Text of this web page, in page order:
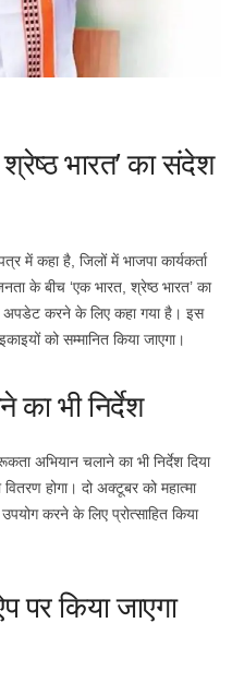
भारत’ का संदेश
में कहा है, जिलों में भाजपा कार्यकर्ता
के बीच ‘एक भारत, श्रेष्ठ भारत’ का
अपडेट करने के लिए कहा गया है। इस
को सम्मानित किया जाएगा।
भी निर्देश
अभियान चलाने का भी निर्देश दिया
होगा। दो अक्टूबर को महात्मा
करने के लिए प्रोत्साहित किया
पर किया जाएगा